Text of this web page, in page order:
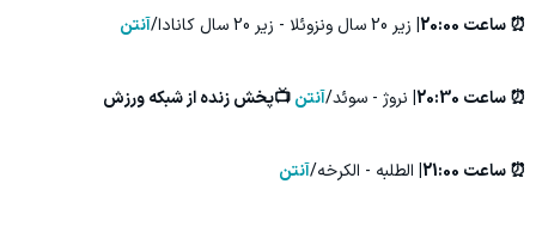
⏰ ساعت 20:00| زیر 20 سال ونزوئلا - زیر 20 سال کانادا/ آنتن
⏰ ساعت 20:30| نروژ - سوئد/آنتن📺پخش زنده از شبکه ورزش
⏰ ساعت 21:00| الطلبه - الکرخه/آنتن